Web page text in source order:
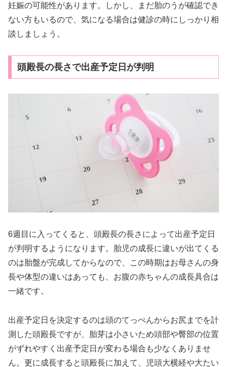
妊娠の可能性があります。しかし、まだ胎のうが確認でき
ない方もいるので、気になる場合は健診の時にしっかり相
談しましょう。
頭殿長の長さで出産予定日が判明
6週目に入ってくると、頭殿長の長さによって出産予定日
が判明するようになります。胎児の成長に違いが出てくる
のは胎盤が完成してからなので、この時期はお母さんの身
長や体型の違いはあっても、お腹の赤ちゃんの成長具合は
一緒です。
出産予定日を決定するのは頭のてっぺんからお尻までを計
測した頭殿長ですが、胎芽は小さいため頭部や臀部の位置
がずれやすく出産予定日が変わる場合も少なくありませ
ん。更に成長すると頭殿長に加えて、児頭大横経や大たい